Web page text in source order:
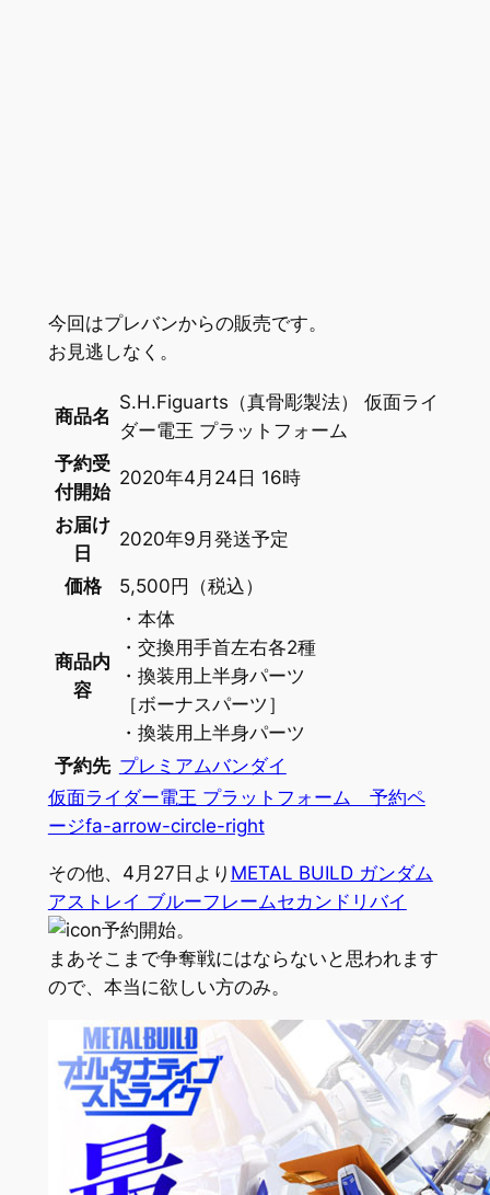
今回はプレバンからの販売です。
お見逃しなく。
商品名
S.H.Figuarts（真骨彫製法） 仮面ライ
ダー電王 プラットフォーム
予約受
付開始
2020年4月24日 16時
お届け
日
2020年9月発送予定
価格 5,500円（税込）
商品内
容
・本体
・交換用手首左右各2種
・換装用上半身パーツ
［ボーナスパーツ］
・換装用上半身パーツ
予約先 プレミアムバンダイ
仮面ライダー電王 プラットフォーム 予約ペ
ージfa-arrow-circle-right
その他、4月27日より METAL BUILD ガンダム
アストレイ ブルーフレームセカンドリバイ
予約開始。
まあそこまで争奪戦にはならないと思われます
ので、本当に欲しい方のみ。